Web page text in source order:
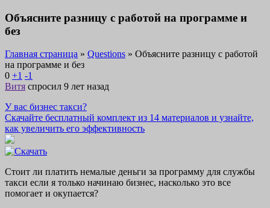
Объясните разницу с работой на программе и
без
Главная страница » Questions » Объясните разницу с работой
на программе и без
0 +1 -1
Витя спросил 9 лет назад
У вас бизнес такси?
Скачайте бесплатный комплект из 14 материалов и узнайте,
как увеличить его эффективность
Стоит ли платить немалые деньги за программу для службы
такси если я только начинаю бизнес, насколько это все
помогает и окупается?